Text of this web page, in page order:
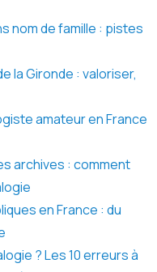
nom de famille : pistes
la Gironde : valoriser,
amateur en France
archives : comment
en France : du
? Les 10 erreurs à